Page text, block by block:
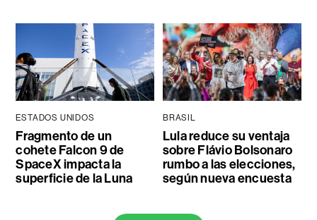
ESTADOS UNIDOS
Fragmento de un
cohete Falcon 9 de
SpaceX impacta la
superficie de la Luna
BRASIL
Lula reduce su ventaja
sobre Flávio Bolsonaro
rumbo a las elecciones,
según nueva encuesta